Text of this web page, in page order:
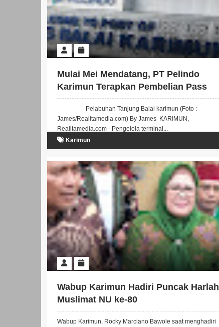
Mulai Mei Mendatang, PT Pelindo
Karimun Terapkan Pembelian Pass
Pelabuhan dengan Cara Digital
Pelabuhan Tanjung Balai karimun (Foto :
James/Realitamedia.com) By James KARIMUN,
Realitamedia.com - Pengelola terminal...
Karimun
Wabup Karimun Hadiri Puncak Harlah
Muslimat NU ke-80
Wabup Karimun, Rocky Marciano Bawole saat menghadiri